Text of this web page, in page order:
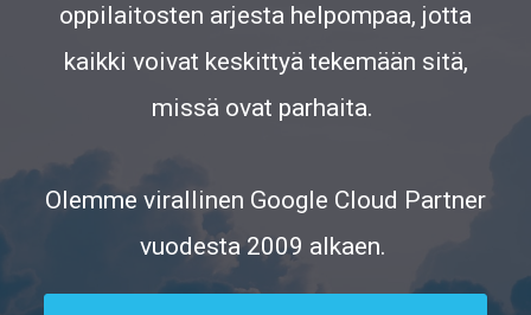
oppilaitosten arjesta helpompaa, jotta
kaikki voivat keskittyä tekemään sitä,
missä ovat parhaita.
Olemme virallinen Google Cloud Partner
vuodesta 2009 alkaen.